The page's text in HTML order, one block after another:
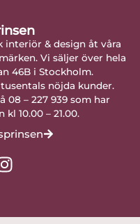
interiör & design åt våra
Vi säljer över hela
46B i Stockholm.
nöjda kunder.
08 – 227 939 som har
10.00 – 21.00.
I
n